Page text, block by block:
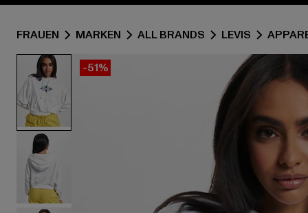
FRAUEN MARKEN ALL BRANDS LEVIS
-51%